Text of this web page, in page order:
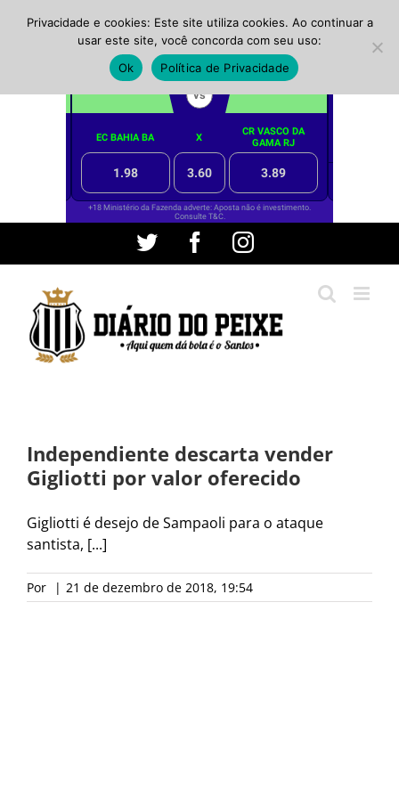
conteúdo
Twitter FacebookInstagram
Independiente descarta vender
Gigliotti por valor oferecido
Gigliotti é desejo de Sampaoli para o ataque
santista, [...]
Por | 21 de dezembro de 2018, 19:54
Privacidade e cookies: Este site utiliza cookies. Ao continuar a
usar este site, você concorda com seu uso:
Ok
Política de Privacidade